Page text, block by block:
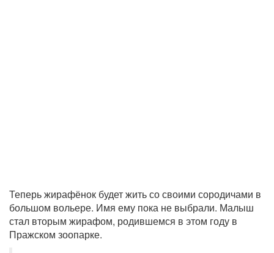
Теперь жирафёнок будет жить со своими сородичами в
большом вольере. Имя ему пока не выбрали. Малыш
стал вторым жирафом, родившемся в этом году в
Пражском зоопарке.